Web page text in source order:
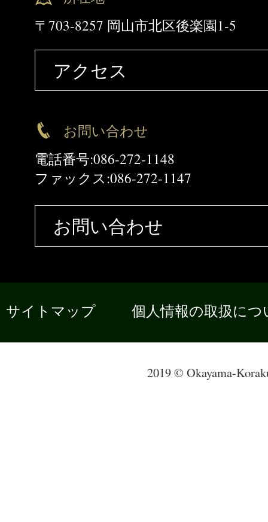
〒703-8257 岡山市北区後楽園1-5
アクセス
お問い合わせ
電話番号:086-272-1148
ファックス:086-272-1147
お問い合わせ
サイトマップ 個人情報の取扱につ
2019 © Okayama-